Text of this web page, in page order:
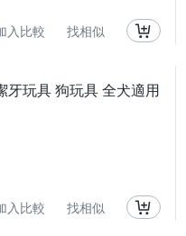
入比較 找相似
牙玩具 狗玩具 全犬適用
入比較 找相似